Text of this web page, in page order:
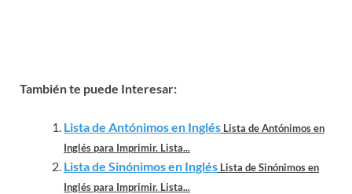
También te puede Interesar:
Lista de Antónimos en Inglés Lista de Antónimos en
Inglés para Imprimir. Lista...
Lista de Sinónimos en Inglés Lista de Sinónimos en
Inglés para Imprimir. Lista...